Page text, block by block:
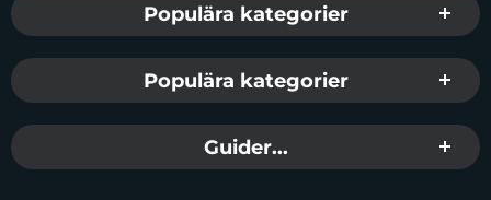
Populära kategorier
Populära kategorier
Guider...